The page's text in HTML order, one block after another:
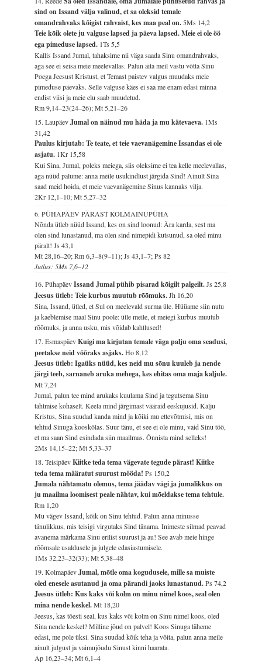
sind on Issand välja valinud, et sa oleksid temale
omandrahvaks kõigist rahvaist, kes maa peal on.5Ms 14,2
Teie kõik olete ju valguse lapsed ja päeva lapsed. Meie ei ole öö
ega pimeduse lapsed. 1Ts 5,5
Kallis Issand Jumal, tahaksime nii väga saada Sinu omandrahvaks,
aga see ei seisa meie meelevallas. Palun aita meil vastu võtta Sinu
Poega Jeesust Kristust, et Temast paistev valgus muudaks meie
pimeduse päevaks. Selle valguse käes ei saa me enam edasi minna
endist viisi ja meie elu saab muudetud.
Rm 9,14–23(24–26); Mt 5,21–26
15. LaupäevJumal on näinud mu häda ja mu kätevaeva. 1Ms
31,42
Paulus kirjutab: Te teate, et teie vaevanägemine Issandas ei ole
asjatu. 1Kr 15,58
Kui Sina, Jumal, poleks meiega, siis oleksime ei tea kelle meelevallas,
aga nüüd palume: anna meile usukindlust järgida Sind! Ainult Sina
saad meid hoida, et meie vaevanägemine Sinus kannaks vilja.
2Kr 12,1–10; Mt 5,27–32
6. PÜHAPÄEV PÄRAST KOLMAINUPÜHA
Nõnda ütleb nüüd Issand, kes on sind loonud: Ära karda, sest ma
olen sind lunastanud, ma olen sind nimepidi kutsunud, sa oled minu
päralt!Js 43,1
Mt 28,16–20; Rm 6,3–8(9–11); Js 43,1–7; Ps 82
Jutlus: 5Ms 7,6–12
16. PühapäevIssand Jumal pühib pisarad kõigilt palgeilt.Js 25,8
Jeesus ütleb: Teie kurbus muutub rõõmuks.Jh 16,20
Sina, Issand, ütled, et Sul on meelevald surma üle. Hüüame siin nutu
ja kaeblemise maal Sinu poole: ütle meile, et meiegi kurbus muutub
rõõmuks, ja anna usku, mis võidab kahtlused!
17. EsmaspäevKuigi ma kirjutan temale väga palju oma seadusi,
peetakse neid võõraks asjaks.Ho 8,12
Jeesus ütleb: Igaüks nüüd, kes neid mu sõnu kuuleb ja nende
järgi teeb, sarnaneb aruka mehega, kes ehitas oma maja kaljule.
Mt 7,24
Jumal, palun tee mind arukaks kuulama Sind ja tegutsema Sinu
tahtmise kohaselt. Keela mind järgimast vääraid eeskujusid. Kalju
Kristus, Sina suudad kanda mind ja kõiki mu ettevõtmisi, mis on
tehtud Sinuga kooskõlas. Suur tänu, et see ei ole minu, vaid Sinu töö,
et ma saan Sind esindada siin maailmas. Õnnista mind selleks!
2Ms 14,15–22; Mt 5,33–37
18. TeisipäevKiitke teda tema vägevate tegude pärast! Kiitke
teda tema määratut suurust mööda!Ps 150,2
Jumala nähtamatu olemus, tema jäädav vägi ja jumalikkus on
ju maailma loomisest peale nähtav, kui mõeldakse tema tehtule.
Rm 1,20
Mu vägev Issand, kõik on Sinu tehtud. Palun anna minusse
tänulikkus, mis teisigi virgutaks Sind tänama. Inimeste silmad peavad
avanema märkama Sinu erilist suurust ja au! See avab meie hinge
rõõmsale usaldusele ja julgele edasiastumisele.
1Ms 32,23–32(33); Mt 5,38–48
19. KolmapäevJumal, mõtle oma kogudusele, mille sa muiste
oled enesele asutanud ja oma pärandi jaoks lunastanud.Ps 74,2
Jeesus ütleb: Kus kaks või kolm on minu nimel koos, seal olen
mina nende keskel.Mt 18,20
Jeesus, kas tõesti seal, kus kaks või kolm on Sinu nimel koos, oled
Sina nende keskel? Milline jõud on palvel! Koos Sinuga läheme
edasi, me pole üksi. Sina suudad kõik teha ja võita, palun anna meile
ainult julgust ja vaimujõudu Sinust kinni haarata.
Ap 16,23–34; Mt 6,1–4